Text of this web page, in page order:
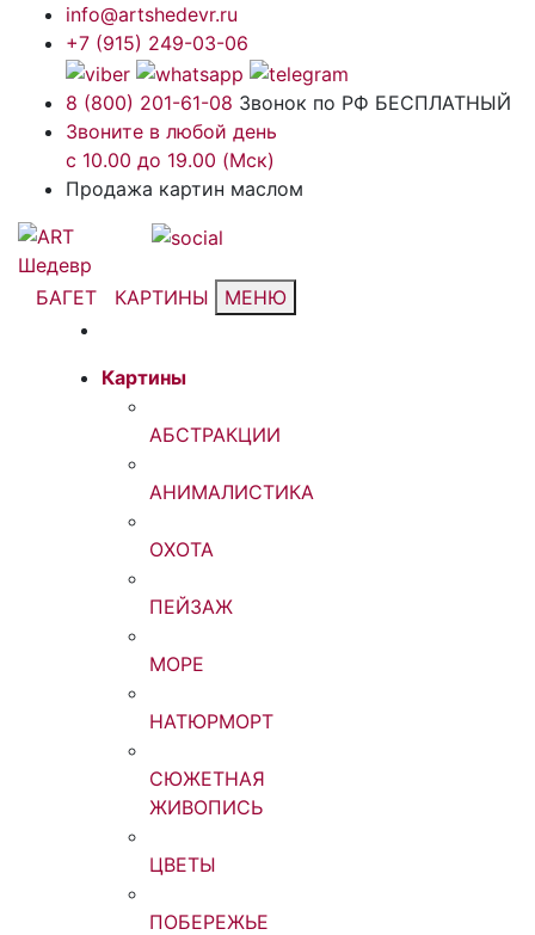
info@artshedevr.ru
+7 (915) 249-03-06
8 (800) 201-61-08 Звонок по РФ БЕСПЛАТНЫЙ
Звоните в любой день
с 10.00 до 19.00 (Мск)
Продажа картин маслом
БАГЕТ КАРТИНЫ МЕНЮ
Картины
АБСТРАКЦИИ
АНИМАЛИСТИКА
ОХОТА
ПЕЙЗАЖ
МОРЕ
НАТЮРМОРТ
СЮЖЕТНАЯ
ЖИВОПИСЬ
ЦВЕТЫ
ПОБЕРЕЖЬЕ